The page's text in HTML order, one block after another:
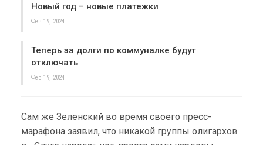
Новый год – новые платежки
Фев 19, 2024
Теперь за долги по коммуналке будут
отключать
Фев 19, 2024
Сам же Зеленский во время своего пресс-
марафона заявил, что никакой группы олигархов